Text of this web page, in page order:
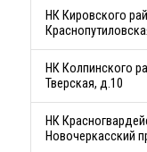
НК Кировского
НК Колпинского
Тверская, д.10
НК
Новочеркасский